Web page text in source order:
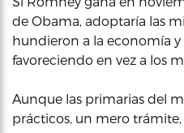
de Obama, adoptaría las
hundieron a la economía y
favoreciendo en vez a los
Aunque las primarias del
prácticos, un mero